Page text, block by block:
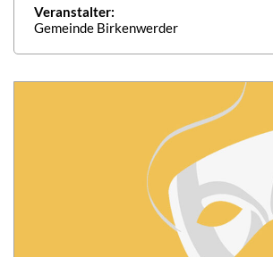
Veranstalter:
Gemeinde Birkenwerder